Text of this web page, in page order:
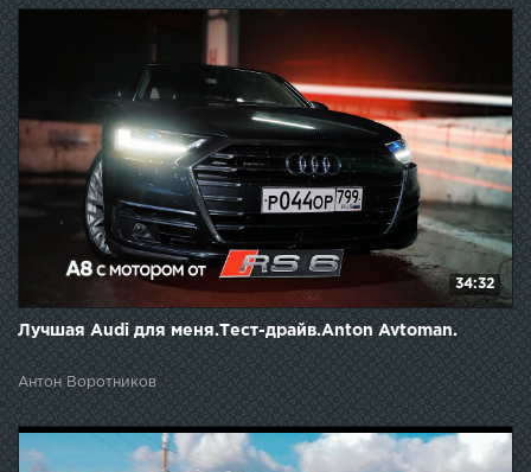
34:32
Лучшая Audi для меня.Тест-драйв.Anton Avtoman.
Антон Воротников